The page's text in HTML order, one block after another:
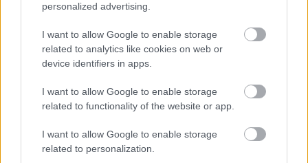
personalized advertising.
I want to allow Google to enable storage
related to analytics like cookies on web or
device identifiers in apps.
I want to allow Google to enable storage
related to functionality of the website or app.
I want to allow Google to enable storage
related to personalization.
Διαβάστε επίσης: